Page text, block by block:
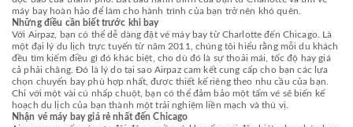
máy bay hoàn hảo để làm cho hành trình của bạn trở nên khó quên.
Những điều cần biết trước khi bay
Với Airpaz, bạn có thể dễ dàng đặt vé máy bay từ Charlotte đến Chicago. Là
một đại lý du lịch trực tuyến từ năm 2011, chúng tôi hiểu rằng mỗi du khách
đều tìm kiếm điều gì đó khác biệt, cho dù đó là sự thoải mái, tốc độ hay giá
cả phải chăng. Đó là lý do tại sao Airpaz cam kết cung cấp cho bạn các lựa
chọn chuyến bay phù hợp nhất, được thiết kế riêng theo nhu cầu của bạn.
Chỉ với một vài cú nhấp chuột, bạn có thể đảm bảo một tấm vé sẽ biến kế
hoạch du lịch của bạn thành một trải nghiệm liền mạch và thú vị.
Nhận vé máy bay giá rẻ nhất đến Chicago